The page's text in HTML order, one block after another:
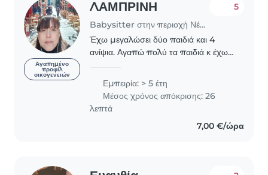
Αγαπημένο
προφίλ
οικογενειών
ΛΑΜΠΡΙΝΗ
Babysitter στην περιοχή Νέα Χαλκηδόνα
5
Έχω μεγαλώσει δύο παιδιά και 4
ανίψια. Αγαπώ πολύ τα παιδιά κ έχω
δημιουργικά με άλλα παιδάκια. Έχω
κι ένα σκυλάκι κ αγαπώ..
Εμπειρία: > 5 έτη
Μέσος χρόνος απόκρισης: 26
λεπτά
7,00 €/ώρα